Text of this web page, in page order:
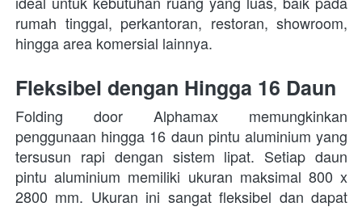
rumah tinggal, perkantoran, restoran, showroom,
hingga area komersial lainnya.
Fleksibel dengan Hingga 16 Daun
Folding door Alphamax memungkinkan
penggunaan hingga 16 daun pintu aluminium yang
tersusun rapi dengan sistem lipat. Setiap daun
pintu aluminium memiliki ukuran maksimal 800 x
2800 mm. Ukuran ini sangat fleksibel dan dapat